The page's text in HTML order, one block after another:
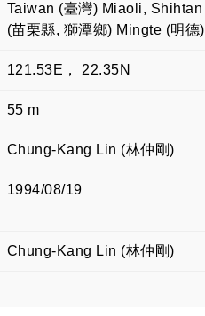
Taiwan (臺灣) Miaoli, Shihtan
(苗栗縣, 獅潭鄉) Mingte (明德)
121.53E， 22.35N
55 m
Chung-Kang Lin (林仲剛)
1994/08/19
Chung-Kang Lin (林仲剛)